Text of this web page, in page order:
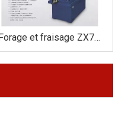
Forage et fraisage ZX7163